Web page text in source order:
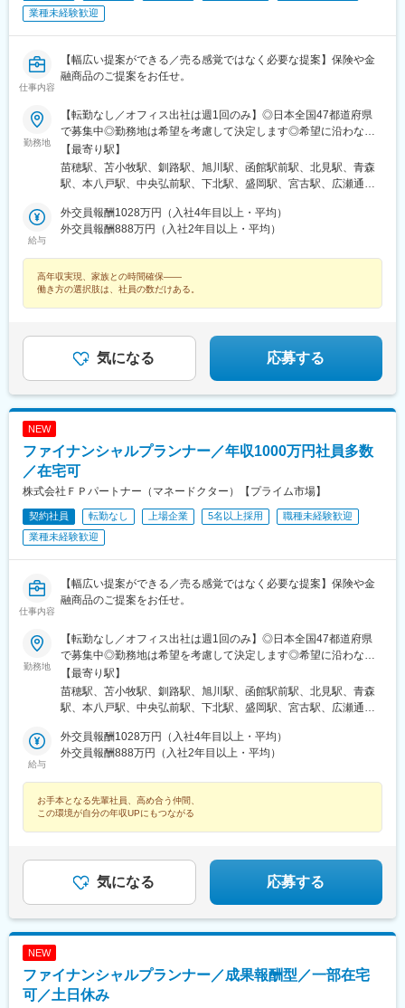
駅、駅東公園前駅、前橋駅、西武秩父駅、栄町駅(千葉県)、成田
高島駅、大庭駅、新富町駅(富山県)、福井城址大名町駅、遠州病院
駅、駅前大通駅、栄町駅(愛知県)、あすなろう四日市駅、石場駅、
時計前駅、山陽姫路駅、岡山駅、稲荷町駅(広島県)、中電前駅、眉
山ロープウェイ山麓駅、高松築港駅、堀詰駅、西小倉駅、東中間
駅、花畑駅、原爆資料館駅、中佐世保駅、通町筋駅、加治屋町
駅、牧志駅、市役所前駅(北海道)、勾当台公園駅、宮城野通駅、宇
都宮駅東口駅、秩父駅、千葉中央駅、東海神駅、神保町駅、湯島
駅、小伝馬町駅、仲御徒町駅、奥沢駅、立川南駅、秋葉原駅、日
ノ出町駅、横浜駅、桜木町駅、桜橋駅(富山県)、福井駅、新浜松
駅、新豊橋駅、栄駅(愛知県)、大津駅、丸太町駅(京都市営)、四ツ
橋駅、大阪梅田駅(阪神線)、神戸三宮駅(阪急・神戸高速)、田町駅
ナルビル前駅、平和通駅、大橋駅(長崎県)、佐世保駅、九品寺交差
点駅、甲東中学校前駅、県庁前駅(沖縄県)
業種未経験歓迎
仕事内容
【幅広い提案ができる／売る感覚ではなく必要な提案】保険や金
融商品のご提案をお任せ。
勤務地
【転勤なし／オフィス出社は週1回のみ】◎日本全国47都道府県
で募集中◎勤務地は希望を考慮して決定します◎希望に沿わない
転勤はありません＜本社＞■東京都台東区浅草橋1-1-8 FP浅草橋ビ
ル・JR中央・総武線『浅草橋駅』西口出口より徒歩約2分・都営
地下鉄浅草線『浅草橋駅』A2出口より徒歩約3分・JR総武線快速
禁煙）▼勤務地の詳細は以下をご確認ください
【最寄り駅】
苗穂駅、苫小牧駅、釧路駅、旭川駅、函館駅前駅、北見駅、青森
駅、本八戸駅、中央弘前駅、下北駅、盛岡駅、宮古駅、広瀬通
駅、南長井駅、さくらんぼ東根駅、郡山駅(福島県)、いわき駅、福
島駅(福島県)、小見川駅、つくば駅、偕楽園駅、東宿郷駅、小山
公園駅、京成成田駅、海浜幕張駅、船橋駅、柏駅、水道橋駅、末
広町駅(東京都)、馬喰町駅、吉祥寺駅、町田駅、自由が丘駅、立川
い駅、新潟駅、長岡駅、西新発田駅、春日山駅、甲府駅、市役所
前駅(長野県)、信濃荒井駅、電気ビル前駅、北鉄金沢駅、仁愛女子
高校駅、敦賀駅、西岐阜駅、高山駅、多治見駅、新静岡駅、富士
駅、第一通り駅、駅前駅、久屋大通駅、尾張一宮駅、津新町駅、
近鉄四日市駅、草津駅(滋賀県)、彦根駅、島ノ関駅、烏丸御池駅、
駅、手柄駅、新大宮駅、和歌山市駅、鳥取駅、松江駅、電鉄出雲
市駅、岡山駅前駅、銀山町駅、福山駅、袋町駅、新山口駅、徳山
駅、徳島駅、阿南駅、片原町駅(香川県)、松山市駅、丸亀駅、はり
まや橋駅、博多駅、小倉駅(福岡県)、東比恵駅、通谷駅、西鉄久留
米駅、佐賀駅、平和公園駅、佐世保中央駅、水道町駅、大分駅、
中津駅(大分県)、宮崎駅、高見馬場駅、隼人駅、美栄橋駅、バスセ
ンター前駅、函館駅、弘前駅、青葉通一番町駅、愛宕橋駅、長井
駅、駅東公園前駅、前橋駅、西武秩父駅、栄町駅(千葉県)、成田
駅、立川北駅、八王子駅、神田駅(東京都)、石川町駅、関内駅、新
高島駅、大庭駅、新富町駅(富山県)、福井城址大名町駅、遠州病院
京都市役所前駅、心斎橋駅、東梅田駅、元町駅(兵庫県)、三宮・花
時計前駅、山陽姫路駅、岡山駅、稲荷町駅(広島県)、中電前駅、眉
山ロープウェイ山麓駅、高松築港駅、堀詰駅、西小倉駅、東中間
駅、花畑駅、原爆資料館駅、中佐世保駅、通町筋駅、加治屋町
駅、牧志駅、市役所前駅(北海道)、勾当台公園駅、宮城野通駅、宇
駅、小伝馬町駅、仲御徒町駅、奥沢駅、立川南駅、秋葉原駅、日
ノ出町駅、横浜駅、桜木町駅、桜橋駅(富山県)、福井駅、新浜松
橋駅、大阪梅田駅(阪神線)、神戸三宮駅(阪急・神戸高速)、田町駅
(岡山県)、松川町駅、本通駅、瓦町駅、南堀端駅、デンテツターミ
ナルビル前駅、平和通駅、大橋駅(長崎県)、佐世保駅、九品寺交差
点駅、甲東中学校前駅、県庁前駅(沖縄県)
給与
外交員報酬1028万円（入社4年目以上・平均）
外交員報酬888万円（入社2年目以上・平均）
高年収実現、家族との時間確保――
働き方の選択肢は、社員の数だけある。
気になる 応募する
NEW
ファイナンシャルプランナー／年収1000万円社員多数
／在宅可
株式会社ＦＰパートナー（マネードクター）【プライム市場】
契約社員 転勤なし 上場企業 5名以上採用
職種未経験歓迎
業種未経験歓迎
仕事内容
【幅広い提案ができる／売る感覚ではなく必要な提案】保険や金
融商品のご提案をお任せ。
勤務地
【転勤なし／オフィス出社は週1回のみ】◎日本全国47都道府県
で募集中◎勤務地は希望を考慮して決定します◎希望に沿わない
転勤はありません＜本社＞■東京都台東区浅草橋1-1-8 FP浅草橋ビ
ル・JR中央・総武線『浅草橋駅』西口出口より徒歩約2分・都営
地下鉄浅草線『浅草橋駅』A2出口より徒歩約3分・JR総武線快速
禁煙）▼勤務地の詳細は以下をご確認ください
【最寄り駅】
苗穂駅、苫小牧駅、釧路駅、旭川駅、函館駅前駅、北見駅、青森
駅、本八戸駅、中央弘前駅、下北駅、盛岡駅、宮古駅、広瀬通
駅、南長井駅、さくらんぼ東根駅、郡山駅(福島県)、いわき駅、福
島駅(福島県)、小見川駅、つくば駅、偕楽園駅、東宿郷駅、小山
公園駅、京成成田駅、海浜幕張駅、船橋駅、柏駅、水道橋駅、末
広町駅(東京都)、馬喰町駅、吉祥寺駅、町田駅、自由が丘駅、立川
い駅、新潟駅、長岡駅、西新発田駅、春日山駅、甲府駅、市役所
前駅(長野県)、信濃荒井駅、電気ビル前駅、北鉄金沢駅、仁愛女子
高校駅、敦賀駅、西岐阜駅、高山駅、多治見駅、新静岡駅、富士
駅、第一通り駅、駅前駅、久屋大通駅、尾張一宮駅、津新町駅、
近鉄四日市駅、草津駅(滋賀県)、彦根駅、島ノ関駅、烏丸御池駅、
駅、手柄駅、新大宮駅、和歌山市駅、鳥取駅、松江駅、電鉄出雲
市駅、岡山駅前駅、銀山町駅、福山駅、袋町駅、新山口駅、徳山
駅、徳島駅、阿南駅、片原町駅(香川県)、松山市駅、丸亀駅、はり
給与
外交員報酬1028万円（入社4年目以上・平均）
外交員報酬888万円（入社2年目以上・平均）
お手本となる先輩社員、高め合う仲間、
この環境が自分の年収UPにもつながる
気になる 応募する
NEW
ファイナンシャルプランナー／成果報酬型／一部在宅
可／土日休み